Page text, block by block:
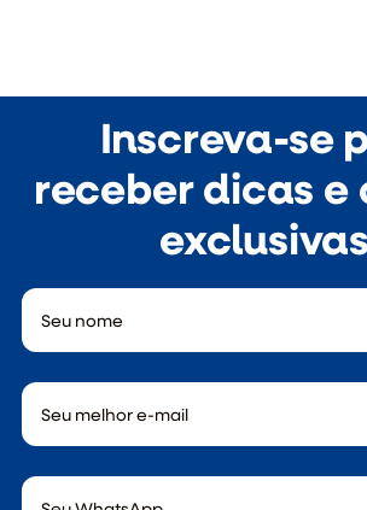
Inscreva-se
receber dicas e